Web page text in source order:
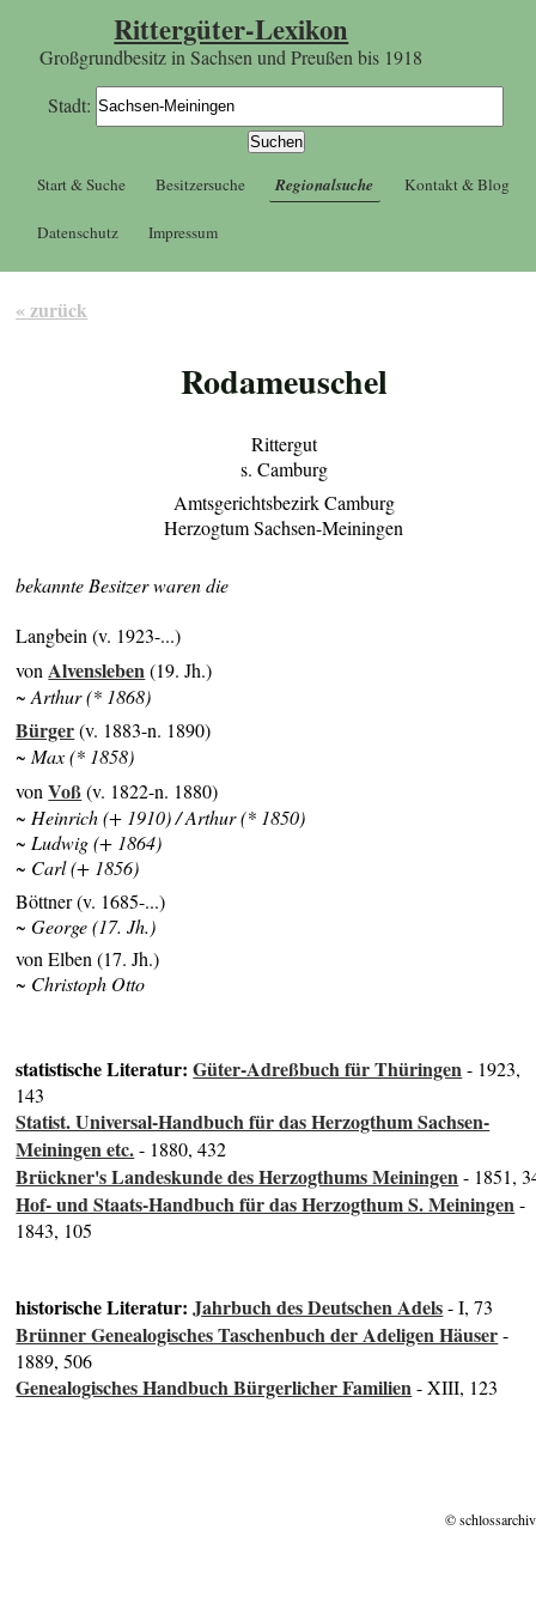
Rittergüter-Lexikon
Großgrundbesitz in Sachsen und Preußen bis 1918
Stadt:
Start & Suche Besitzersuche Regionalsuche Kontakt & Blog
Datenschutz Impressum
« zurück
Rodameuschel
Rittergut
s. Camburg
Amtsgerichtsbezirk Camburg
Herzogtum Sachsen-Meiningen
bekannte Besitzer waren die
Langbein (v. 1923-...)
von Alvensleben(19. Jh.)
~ Arthur (* 1868)
Bürger(v. 1883-n. 1890)
~ Max (* 1858)
vonVoß(v. 1822-n. 1880)
~ Heinrich (+ 1910) / Arthur (* 1850)
~ Ludwig (+ 1864)
~ Carl (+ 1856)
Böttner (v. 1685-...)
~ George (17. Jh.)
von Elben (17. Jh.)
~ Christoph Otto
statistische Literatur:Güter-Adreßbuch für Thüringen- 1923,
143
Statist. Universal-Handbuch für das Herzogthum Sachsen-
Meiningen etc.- 1880, 432
Brückner's Landeskunde des Herzogthums Meiningen- 1851,
Hof- und Staats-Handbuch für das Herzogthum S. Meiningen-
1843, 105
historische Literatur:Jahrbuch des Deutschen Adels- I, 73
Brünner Genealogisches Taschenbuch der Adeligen Häuser-
1889, 506
Genealogisches Handbuch Bürgerlicher Familien- XIII, 123
©